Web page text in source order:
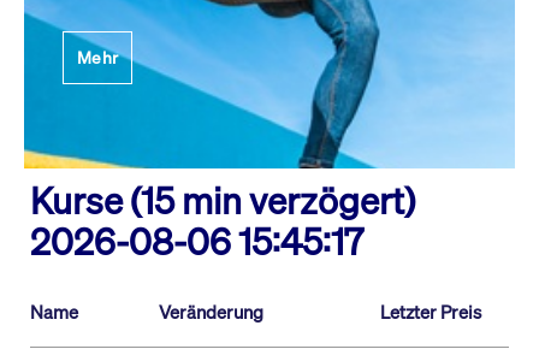
Mehr
Kurse (15 min verzögert)
2026-08-06 15:45:17
Name Veränderung Letzter Preis